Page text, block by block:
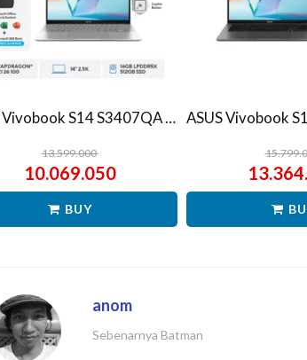
ASUS Vivobook S14 S3407QA – IPSP151M – Matte Gray
13.599.000
10.069.050
BUY
anom
Sebenarnya Batman